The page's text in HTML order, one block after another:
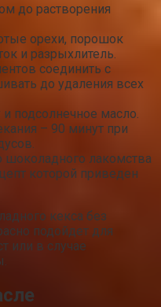
до растворения
орехи, порошок
и разрыхлитель.
соединить с
до удаления всех
подсолнечное масло.
– 90 минут при
шоколадного лакомства
которой приведен
кекса без
подойдет для
или в случае